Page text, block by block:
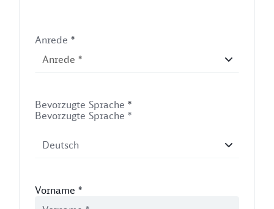
Anrede *
Bevorzugte Sprache *
Bevorzugte Sprache *
Vorname *